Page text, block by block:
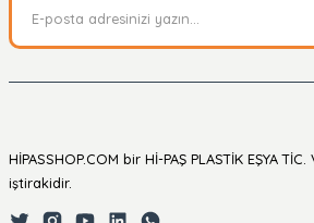
HİPASSHOP.COM bir Hİ-PAŞ PLASTİK EŞYA TİC.
iştirakidir.